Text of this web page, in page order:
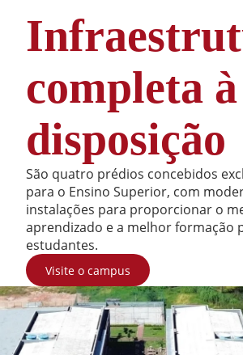
completa
disposição
São quatro prédios concebidos
para o Ensino Superior, com
instalações para proporcionar o
aprendizado e a melhor formação
estudantes.
Visite o campus